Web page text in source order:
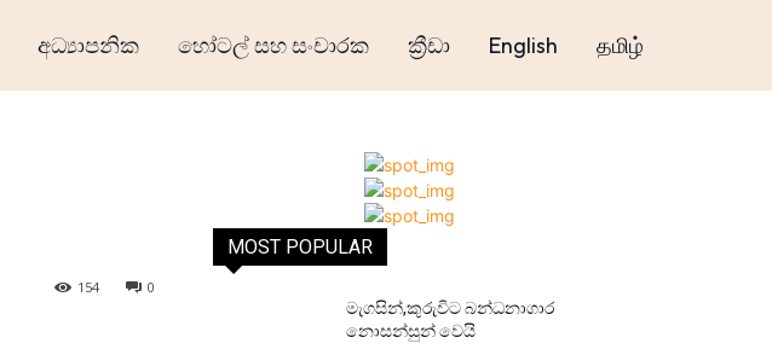
අධ්‍යාපනික හෝටල් සහ සංචාරක ක්‍රීඩා English தமிழ்
0
154
MOST POPULAR
මැගසින්,කුරුවිට බන්ධනාගාර
නොසන්සුන් වෙයි